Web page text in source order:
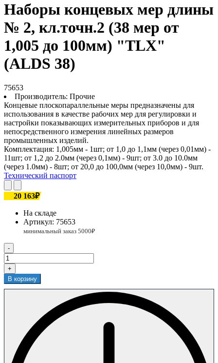
Наборы концевых мер длины
№ 2, кл.точн.2 (38 мер от
1,005 до 100мм) "TLX"
(ALDS 38)
75653
Производитель: Прочие
Концевые плоскопараллельные меры предназначены для
использования в качестве рабочих мер для регулировки и
настройки показывающих измерительных приборов и для
непосредственного измерения линейных размеров
промышленных изделий.
Комплектация: 1,005мм - 1шт; от 1,0 до 1,1мм (через 0,01мм) -
11шт; от 1,2 до 2.0мм (через 0,1мм) - 9шт; от 3.0 до 10.0мм
(через 1.0мм) - 8шт; от 20,0 до 100,0мм (через 10,0мм) - 9шт.
Технический паспорт
20 163₽
На складе
Артикул: 75653
-
+
В корзину